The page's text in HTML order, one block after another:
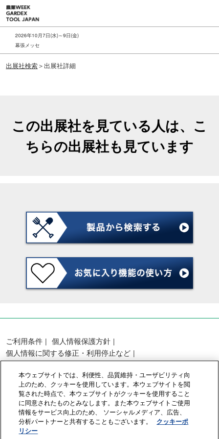
ス
キ
ッ
し
て
2026年10月7日(水)～9日(金)
幕張メッセ
出展社検索＞出展社詳細
この出展社を見ている人は、こ
ちらの出展社も見ています
ご利用条件
個人情報保護方針
個人情報に関する修正・利用停止など
展示会・セミナー参加ポリシー
カスタマーハラスメントに対する基本方針
クッキーポリシー
クッキーの設定
Copyright © RX Japan GK
本ウェブサイトでは、利便性、品質維持・ユーザビリティ向
上のため、クッキーを使用しています。本ウェブサイトを閲
覧された時点で、本ウェブサイトがクッキーを使用すること
に同意されたものとみなします。また本ウェブサイトご使用
情報をサービス向上のため、 ソーシャルメディア、広告、
分析パートナーと共有することもございます。
クッキーポ
リシー